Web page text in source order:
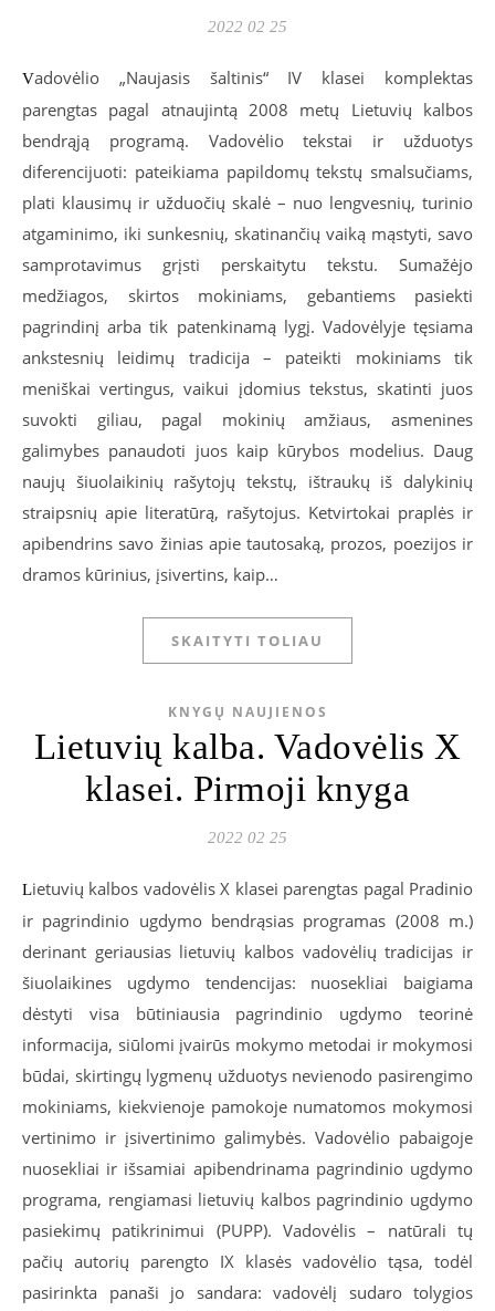
2022 02 25
Vadovėlio „Naujasis šaltinis“ IV klasei komplektas
parengtas pagal atnaujintą 2008 metų Lietuvių kalbos
bendrąją programą. Vadovėlio tekstai ir užduotys
diferencijuoti: pateikiama papildomų tekstų smalsučiams,
plati klausimų ir užduočių skalė – nuo lengvesnių, turinio
atgaminimo, iki sunkesnių, skatinančių vaiką mąstyti, savo
samprotavimus grįsti perskaitytu tekstu. Sumažėjo
medžiagos, skirtos mokiniams, gebantiems pasiekti
pagrindinį arba tik patenkinamą lygį. Vadovėlyje tęsiama
ankstesnių leidimų tradicija – pateikti mokiniams tik
meniškai vertingus, vaikui įdomius tekstus, skatinti juos
suvokti giliau, pagal mokinių amžiaus, asmenines
galimybes panaudoti juos kaip kūrybos modelius. Daug
naujų šiuolaikinių rašytojų tekstų, ištraukų iš dalykinių
straipsnių apie literatūrą, rašytojus. Ketvirtokai praplės ir
apibendrins savo žinias apie tautosaką, prozos, poezijos ir
dramos kūrinius, įsivertins, kaip…
SKAITYTI TOLIAU
KNYGŲ NAUJIENOS
Lietuvių kalba. Vadovėlis X
klasei. Pirmoji knyga
2022 02 25
Lietuvių kalbos vadovėlis X klasei parengtas pagal Pradinio
ir pagrindinio ugdymo bendrąsias programas (2008 m.)
derinant geriausias lietuvių kalbos vadovėlių tradicijas ir
šiuolaikines ugdymo tendencijas: nuosekliai baigiama
dėstyti visa būtiniausia pagrindinio ugdymo teorinė
informacija, siūlomi įvairūs mokymo metodai ir mokymosi
būdai, skirtingų lygmenų užduotys nevienodo pasirengimo
mokiniams, kiekvienoje pamokoje numatomos mokymosi
vertinimo ir įsivertinimo galimybės. Vadovėlio pabaigoje
nuosekliai ir išsamiai apibendrinama pagrindinio ugdymo
programa, rengiamasi lietuvių kalbos pagrindinio ugdymo
pasiekimų patikrinimui (PUPP). Vadovėlis – natūrali tų
pačių autorių parengto IX klasės vadovėlio tąsa, todėl
pasirinkta panaši jo sandara: vadovėlį sudaro tolygios